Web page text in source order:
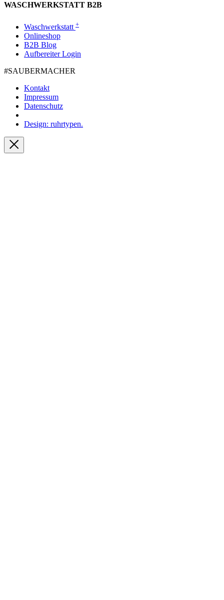
WASCHWERKSTATT B2B
Waschwerkstatt +
Onlineshop
B2B Blog
Aufbereiter Login
#SAUBER­MACHER
Kontakt
Impressum
Datenschutz
Design: ruhrtypen.